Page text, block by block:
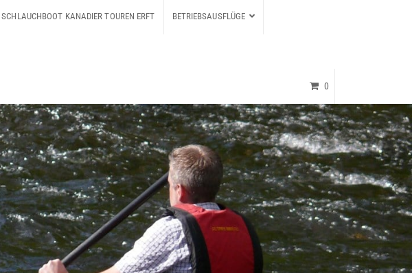
SCHLAUCHBOOT KANADIER TOUREN ERFT BETRIEBSAUSFLÜGE
0